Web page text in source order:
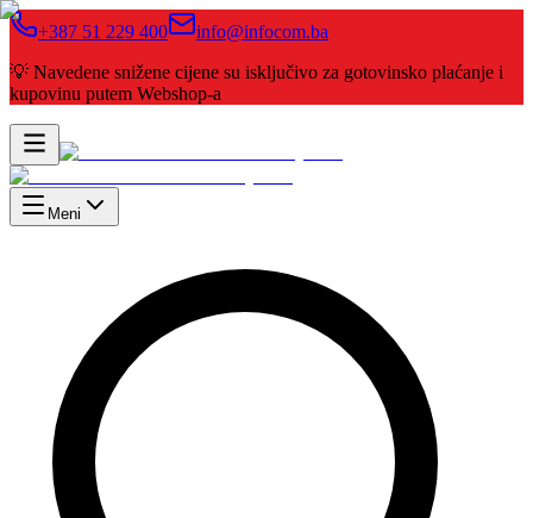
+387 51 229 400
info@infocom.ba
💡 Navedene snižene cijene su isključivo za gotovinsko plaćanje i
kupovinu putem Webshop-a
Meni